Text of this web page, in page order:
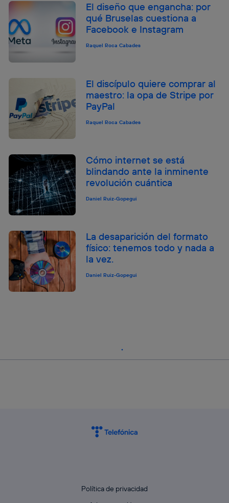
El diseño que engancha: por
qué Bruselas cuestiona a
Facebook e Instagram
Raquel Roca Cabades
El discípulo quiere comprar al
maestro: la opa de Stripe por
PayPal
Raquel Roca Cabades
Cómo internet se está
blindando ante la inminente
revolución cuántica
Daniel Ruiz-Gopegui
La desaparición del formato
físico: tenemos todo y nada a
la vez.
Daniel Ruiz-Gopegui
Política de privacidad